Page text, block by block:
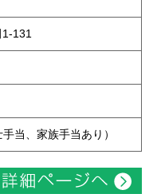
131
当、家族手当あり）